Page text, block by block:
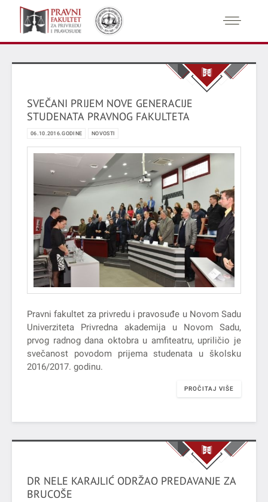
SVEČANI PRIJEM NOVE GENERACIJE
STUDENATA PRAVNOG FAKULTETA
06.10.2016.GODINE NOVOSTI
Pravni fakultet za privredu i pravosuđe u Novom Sadu
Univerziteta Privredna akademija u Novom Sadu,
prvog radnog dana oktobra u amfiteatru, upriličio je
svečanost povodom prijema studenata u školsku
2016/2017. godinu.
PROČITAJ VIŠE
DR NELE KARAJLIĆ ODRŽAO PREDAVANJE ZA
BRUCOŠE